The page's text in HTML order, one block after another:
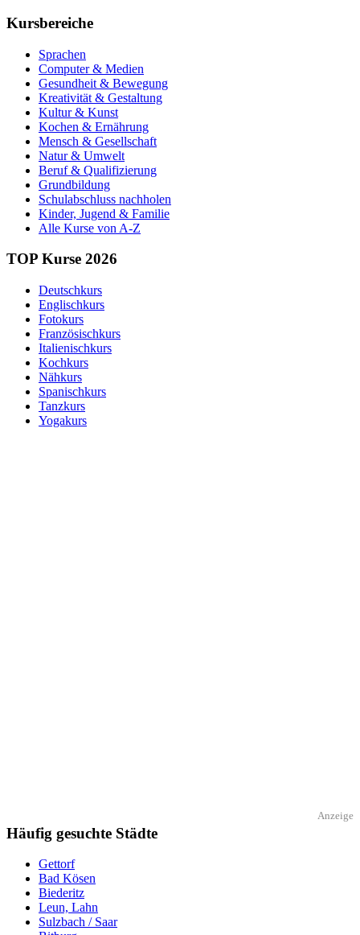
Kursbereiche
Sprachen
Computer & Medien
Gesundheit & Bewegung
Kreativität & Gestaltung
Kultur & Kunst
Kochen & Ernährung
Mensch & Gesellschaft
Natur & Umwelt
Beruf & Qualifizierung
Grundbildung
Schulabschluss nachholen
Kinder, Jugend & Familie
Alle Kurse von A-Z
TOP Kurse 2026
Deutschkurs
Englischkurs
Fotokurs
Französischkurs
Italienischkurs
Kochkurs
Nähkurs
Spanischkurs
Tanzkurs
Yogakurs
Anzeige
Häufig gesuchte Städte
Gettorf
Bad Kösen
Biederitz
Leun, Lahn
Sulzbach / Saar